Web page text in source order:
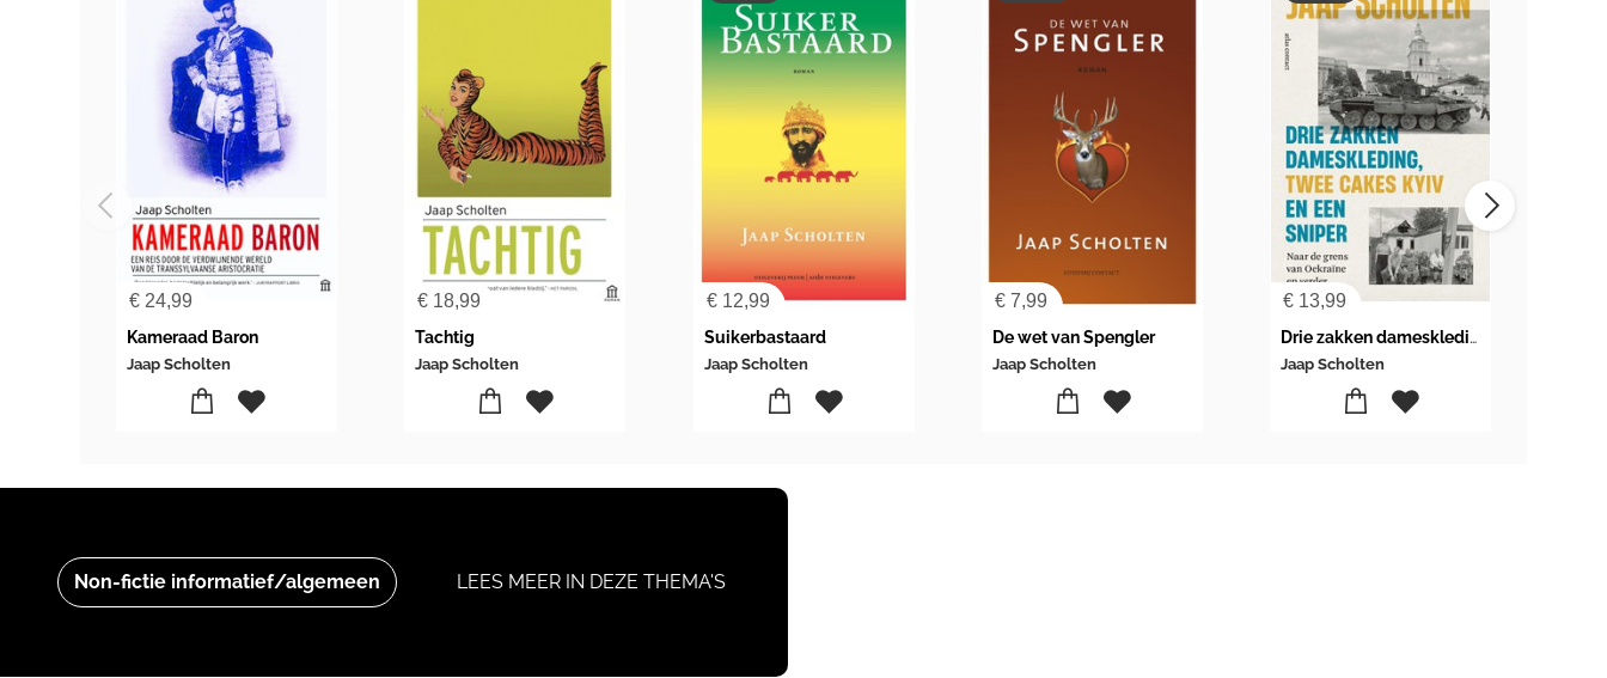
€ 24,99
Kameraad Baron
Jaap Scholten
€ 18,99
Tachtig
Jaap Scholten
€12,99
Suikerbastaard
Jaap Scholten
€7,99
De wet van Spengler
Jaap Scholten
€ 13,99
Drie zakken dameskleding, twee cakes Kyiv en een sniper
Jaap Scholten
Non-fictie informatief/algemeen LEES MEER IN DEZE THEMA'S